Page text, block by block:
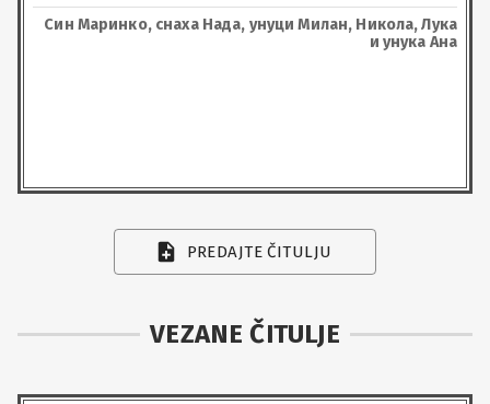
Син Маринко, снаха Нада, унуци Милан, Никола, Лука
и унука Ана
PREDAJTE ČITULJU
VEZANE ČITULJE